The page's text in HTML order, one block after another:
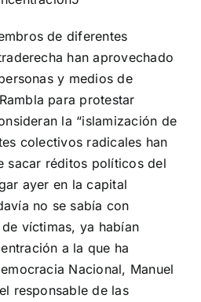
de diferentes
han aprovechado
y medios de
para protestar
la “islamización de
colectivos radicales han
sacar réditos políticos del
ayer en la capital
no se sabía con
víctimas, ya habían
a la que ha
Nacional, Manuel
responsable de las